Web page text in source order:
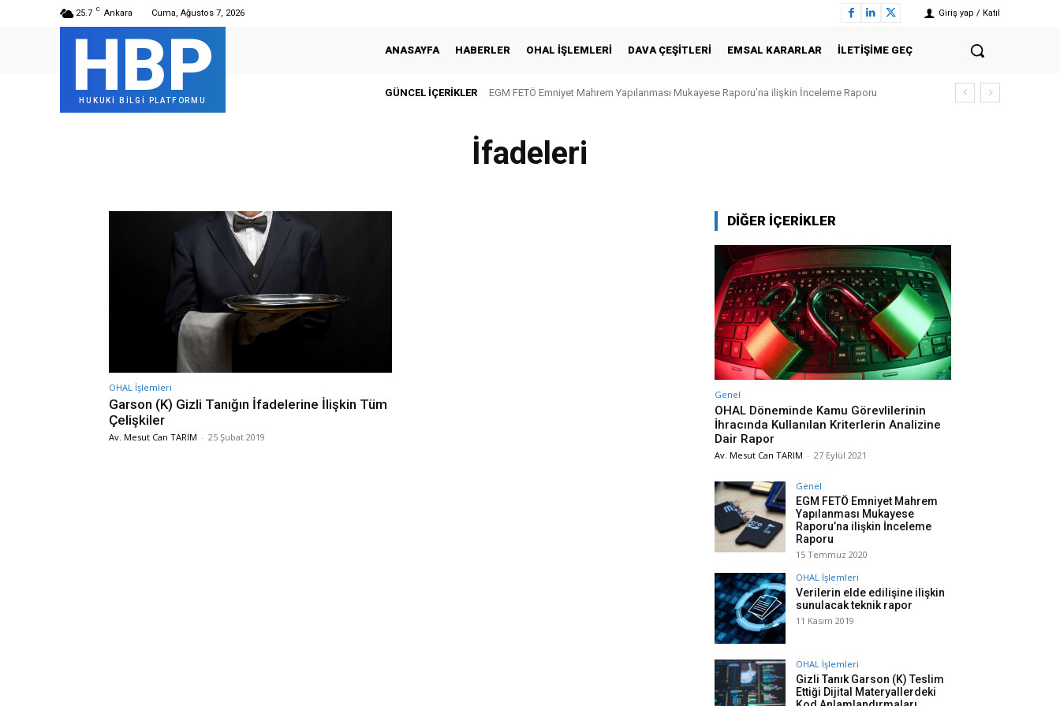
25.7 C Ankara Cuma, Ağustos 7, 2026 Giriş yap / Katıl
HBP
HUKUKİ BİLGİ PLATFORMU
ANASAYFA HABERLER OHAL İŞLEMLERI DAVA ÇEŞITLERI EMSAL KARARLAR İLETIŞIME GEÇ
GÜNCEL IÇERIKLER EGM FETÖ Emniyet Mahrem Yapılanması Mukayese Raporu’na ilişkin İnceleme Raporu
İfadeleri
OHAL İşlemleri
Garson (K) Gizli Tanığın İfadelerine İlişkin Tüm
Çelişkiler
Av. Mesut Can TARIM - 25 Şubat 2019
DİĞER İÇERİKLER
Genel
OHAL Döneminde Kamu Görevlilerinin
İhracında Kullanılan Kriterlerin Analizine
Dair Rapor
Av. Mesut Can TARIM - 27 Eylül 2021
Genel
EGM FETÖ Emniyet Mahrem
Yapılanması Mukayese
Raporu’na ilişkin İnceleme
Raporu
15 Temmuz 2020
OHAL İşlemleri
Verilerin elde edilişine ilişkin
sunulacak teknik rapor
11 Kasım 2019
OHAL İşlemleri
Gizli Tanık Garson (K) Teslim
Ettiği Dijital Materyallerdeki